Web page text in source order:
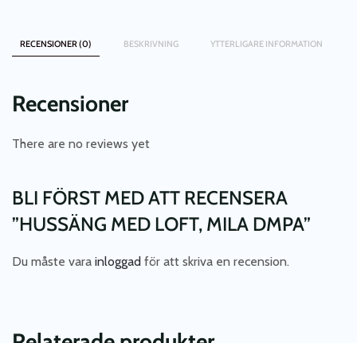
RECENSIONER (0) BESKRIVNING YTTERLIGARE INFORMATION
Recensioner
There are no reviews yet
BLI FÖRST MED ATT RECENSERA
”HUSSÄNG MED LOFT, MILA DMPA”
Du måste vara inloggad för att skriva en recension.